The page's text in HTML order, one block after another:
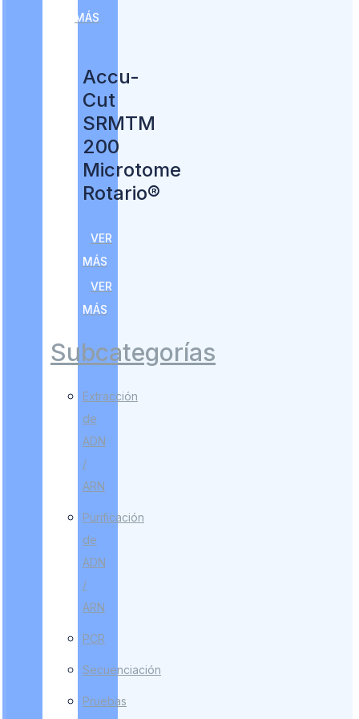
MÁS
Accu-
Cut
SRMTM
200
Microtome
Rotario®
VER
MÁS
VER
MÁS
Subcategorías
Extracción
de
ADN
/
ARN
Purificación
de
ADN
/
ARN
PCR
Secuenciación
Pruebas